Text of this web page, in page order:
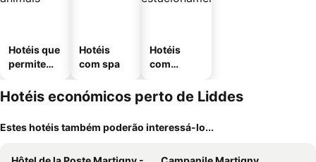
Hotéis que
permitem
Hotéis
com spa
Hotéis
com
mento
Hotéis económicos perto de Liddes
Estes hotéis também poderão interessá-lo...